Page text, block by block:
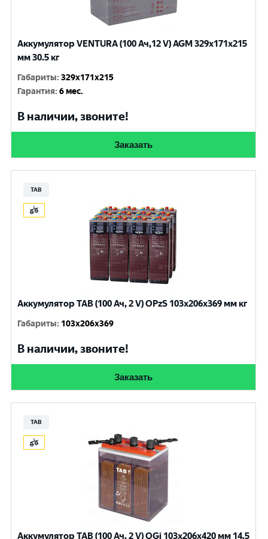
Аккумулятор VENTURA (100 Ач,12 V) AGM 329x171x215
мм 30.5 кг
Габариты:329x171x215
Гарантия:6 мес.
В наличии, звоните!
Заказать
TAB
Аккумулятор TAB (100 Ач, 2 V) OPzS 103x206x369 мм кг
Габариты: 103x206x369
В наличии, звоните!
Заказать
TAB
Аккумулятор TAB (100 Ач, 2 V) OGi 103x206x420 мм 14.5